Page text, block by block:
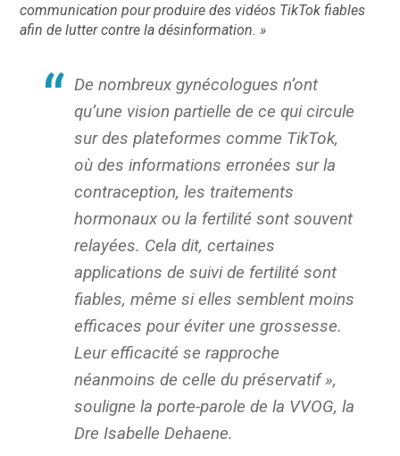
communication pour produire des vidéos TikTok fiables
afin de lutter contre la désinformation. »
De nombreux gynécologues n’ont
qu’une vision partielle de ce qui circule
sur des plateformes comme TikTok,
où des informations erronées sur la
contraception, les traitements
hormonaux ou la fertilité sont souvent
relayées. Cela dit, certaines
applications de suivi de fertilité sont
fiables, même si elles semblent moins
efficaces pour éviter une grossesse.
Leur efficacité se rapproche
néanmoins de celle du préservatif »,
souligne la porte-parole de la VVOG, la
Dre Isabelle Dehaene.